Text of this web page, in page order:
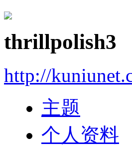
thrillpolish3
http://
主题
个人资料